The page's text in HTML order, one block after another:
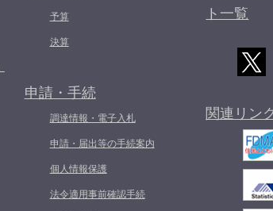
予算
決算
申請・手続
調達情報・電子入札
申請・届出等の手続案内
個人情報保護
法令適用事前確認手続
ト一覧
関連リン